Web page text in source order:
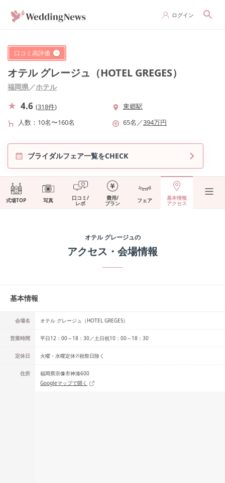
ログイン
口コミ高評価
オテル グレージュ（HOTEL GREGES）
福岡県／ホテル
4.6 (318件)
東郷駅
人数
10名〜160名 65名 ／394万円
ブライダルフェア一覧をCHECK
式場TOP 写真 口コミ/
レポ
費用/
プラン フェア 基本情報
アクセス
オテル グレージュの
アクセス・会場情報
基本情報
会場名 オテル グレージュ（HOTEL GREGES）
営業時間 平日12：00～18：30／土日祝10：00～18：30
定休日 火曜・水曜定休※祝祭日除く
住所
福岡県宗像市神湊600
Googleマップで開く